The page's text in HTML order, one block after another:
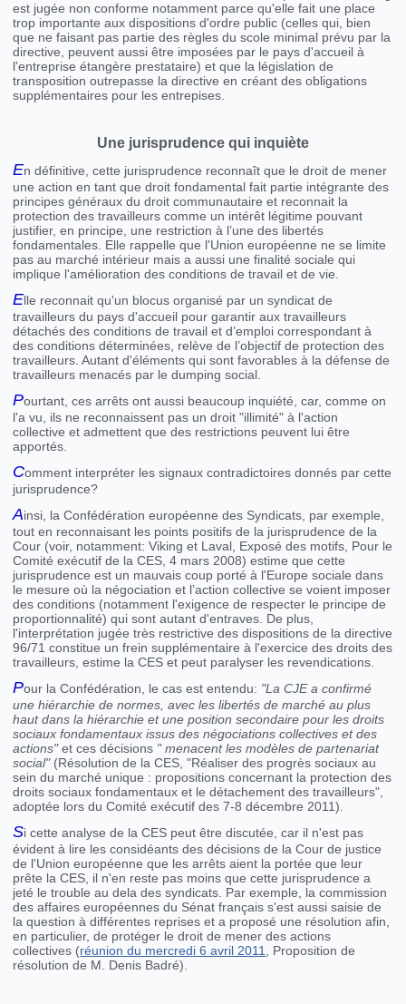
est jugée non conforme notamment parce qu'elle fait une place
trop importante aux dispositions d'ordre public (celles qui, bien
que ne faisant pas partie des règles du scole minimal prévu par la
directive, peuvent aussi être imposées par le pays d'accueil à
l'entreprise étangère prestataire) et que la législation de
transposition outrepasse la directive en créant des obligations
supplémentaires pour les entrepises.
Une jurisprudence qui inquiète
En définitive, cette jurisprudence reconnaît que le droit de mener
une action en tant que droit fondamental fait partie intégrante des
principes généraux du droit communautaire et reconnait la
protection des travailleurs comme un intérêt légitime pouvant
justifier, en principe, une restriction à l’une des libertés
fondamentales. Elle rappelle que l'Union européenne ne se limite
pas au marché intérieur mais a aussi une finalité sociale qui
implique l'amélioration des conditions de travail et de vie.
Elle reconnait qu'un blocus organisé par un syndicat de
travailleurs du pays d'accueil pour garantir aux travailleurs
détachés des conditions de travail et d’emploi correspondant à
des conditions déterminées, relève de l’objectif de protection des
travailleurs. Autant d'éléments qui sont favorables à la défense de
travailleurs menacés par le dumping social.
Pourtant, ces arrêts ont aussi beaucoup inquiété, car, comme on
l'a vu, ils ne reconnaissent pas un droit "illimité" à l'action
collective et admettent que des restrictions peuvent lui être
apportés.
Comment interpréter les signaux contradictoires donnés par cette
jurisprudence?
Ainsi, la Confédération européenne des Syndicats, par exemple,
tout en reconnaisant les points positifs de la jurisprudence de la
Cour (voir, notamment: Viking et Laval, Exposé des motifs, Pour le
Comité exécutif de la CES, 4 mars 2008) estime que cette
jurisprudence est un mauvais coup porté à l'Europe sociale dans
le mesure où la négociation et l’action collective se voient imposer
des conditions (notamment l'exigence de respecter le principe de
proportionnalité) qui sont autant d'entraves. De plus,
l'interprétation jugée très restrictive des dispositions de la directive
96/71 constitue un frein supplémentaire à l'exercice des droits des
travailleurs, estime la CES et peut paralyser les revendications.
Pour la Confédération, le cas est entendu: "La CJE a confirmé
une hiérarchie de normes, avec les libertés de marché au plus
haut dans la hiérarchie et une position secondaire pour les droits
sociaux fondamentaux issus des négociations collectives et des
actions"et ces décisions " menacent les modèles de partenariat
social" (Résolution de la CES, "Réaliser des progrès sociaux au
sein du marché unique : propositions concernant la protection des
droits sociaux fondamentaux et le détachement des travailleurs",
adoptée lors du Comité exécutif des 7-8 décembre 2011).
Si cette analyse de la CES peut être discutée, car il n'est pas
évident à lire les considéants des décisions de la Cour de justice
de l'Union européenne que les arrêts aient la portée que leur
prête la CES, il n'en reste pas moins que cette jurisprudence a
jeté le trouble au dela des syndicats. Par exemple, la commission
des affaires européennes du Sénat français s'est aussi saisie de
la question à différentes reprises et a proposé une résolution afin,
en particulier, de protéger le droit de mener des actions
collectives (réunion du mercredi 6 avril 2011, Proposition de
résolution de M. Denis Badré).